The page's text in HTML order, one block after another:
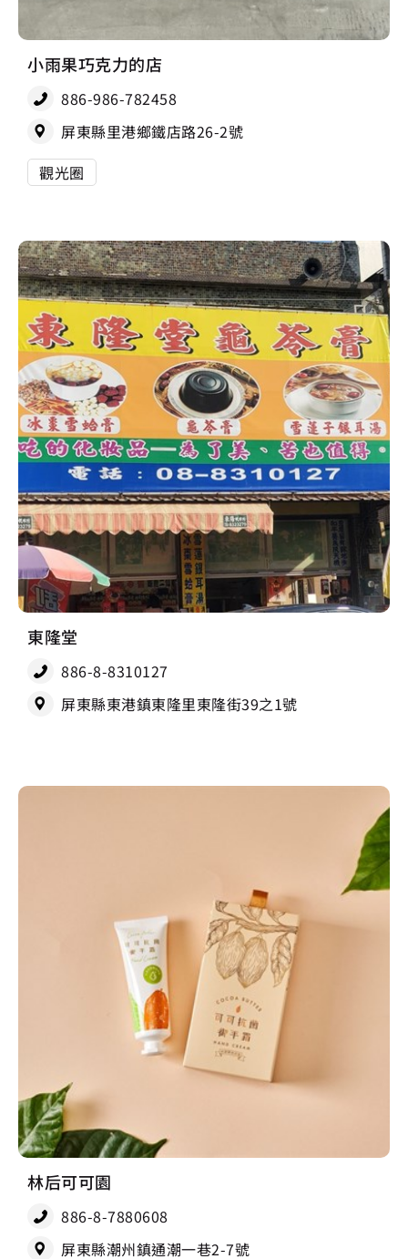
小雨果巧克力的店
886-986-782458
屏東縣里港鄉鐵店路26-2號
觀光圈
東隆堂
886-8-8310127
屏東縣東港鎮東隆里東隆街39之1號
林后可可園
886-8-7880608
屏東縣潮州鎮通潮一巷2-7號